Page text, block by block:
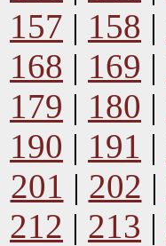
157 | 158 |
168 | 169 |
179 | 180 |
190 | 191 |
201 | 202 |
212 | 213 |